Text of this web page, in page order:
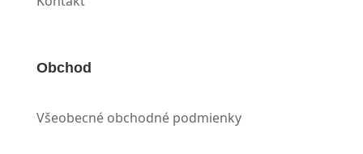
Obchod
Všeobecné obchodné podmienky